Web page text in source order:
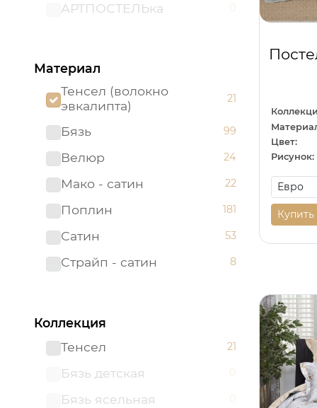
АРТПОСТЕЛЬка 0
Материал
Тенсел (волокно
эвкалипта)
21
Бязь 99
Велюр 24
Мако - сатин 22
Поплин 181
Сатин 53
Страйп - сатин 8
Коллекция
Тенсел
21
Бязь детская 0
Бязь ясельная 0
Цвет:
Рисунок:
Купить